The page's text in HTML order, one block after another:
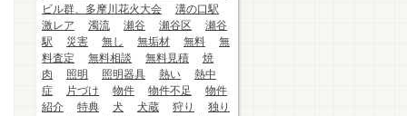
ビル群、多摩川花火大会
溝の口駅
激レア
濁流 瀬谷 瀬谷区
瀬谷
駅
災害 無し 無垢材 無料
無
料査定
無料相談 無料見積
焼
肉
照明 照明器具 熱い
熱中
症
片づけ 物件 物件不足
物件
紹介
特典 犬 犬蔵 狩り
独り